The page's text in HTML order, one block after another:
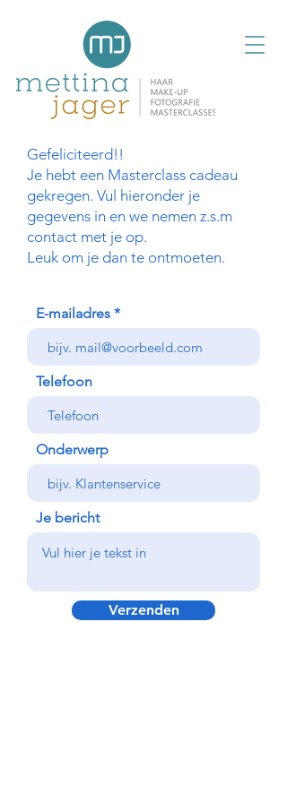
Gefeliciteerd!!
Je hebt een Masterclass cadeau
gekregen. Vul hieronder je
gegevens in en we nemen z.s.m
contact met je op.
Leuk om je dan te ontmoeten.
E-mailadres
Telefoon
Onderwerp
Je bericht
Verzenden